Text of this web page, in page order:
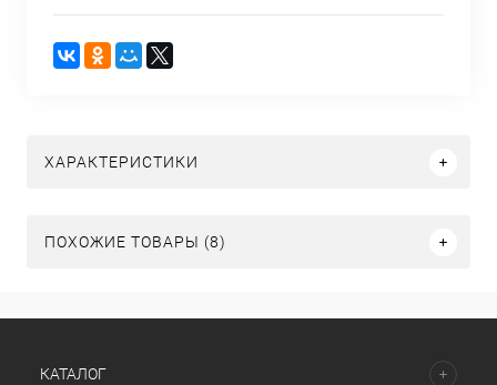
ХАРАКТЕРИСТИКИ
ПОХОЖИЕ ТОВАРЫ (8)
КАТАЛОГ